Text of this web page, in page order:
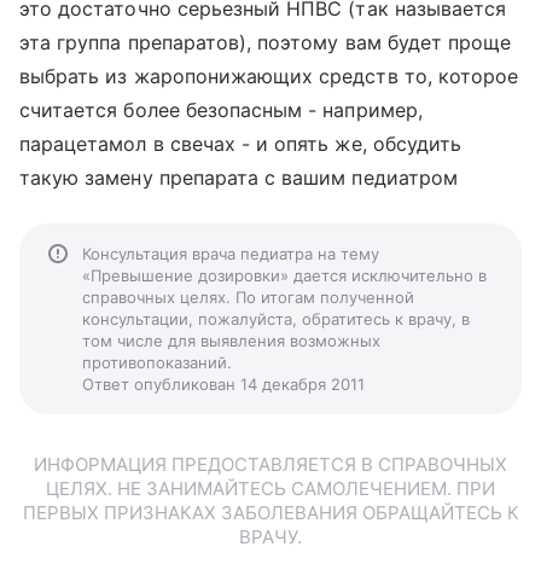
это достаточно серьезный НПВС (так называется
эта группа препаратов), поэтому вам будет проще
выбрать из жаропонижающих средств то, которое
считается более безопасным - например,
парацетамол в свечах - и опять же, обсудить
такую замену препарата с вашим педиатром
Консультация врача педиатра на тему
«Превышение дозировки» дается исключительно в
справочных целях. По итогам полученной
консультации, пожалуйста, обратитесь к врачу, в
том числе для выявления возможных
противопоказаний.
Ответ опубликован 14 декабря 2011
ИНФОРМАЦИЯ ПРЕДОСТАВЛЯЕТСЯ В СПРАВОЧНЫХ
ЦЕЛЯХ. НЕ ЗАНИМАЙТЕСЬ САМОЛЕЧЕНИЕМ. ПРИ
ПЕРВЫХ ПРИЗНАКАХ ЗАБОЛЕВАНИЯ ОБРАЩАЙТЕСЬ К
ВРАЧУ.